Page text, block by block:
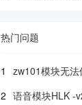
热门问题
1
zw101模块无法
2 语音模块HLK -